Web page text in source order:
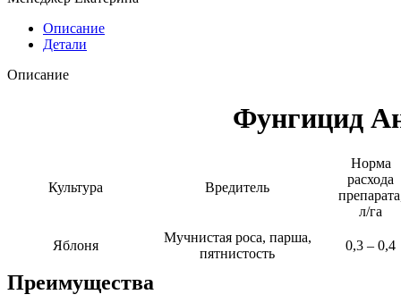
Описание
Детали
Описание
Фунгицид
Культура Вредитель
Норма
расхода
л/га
Яблоня
Мучнистая роса, парша,
пятнистость
0,3 – 0,4
Преимущества